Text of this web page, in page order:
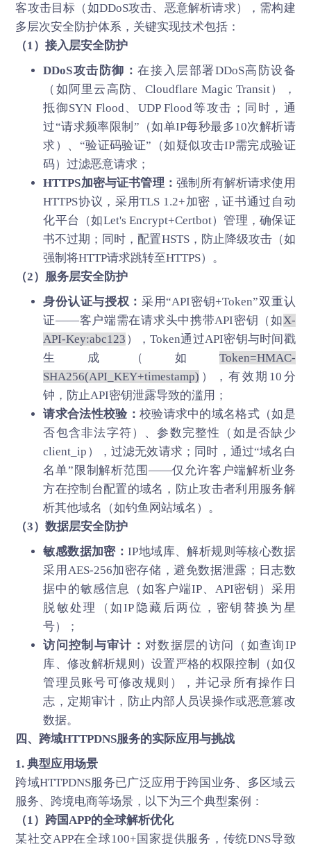
客攻击目标（如DDoS攻击、恶意解析请求），需构建
多层次安全防护体系，关键实现技术包括：
（1）接入层安全防护
DDoS攻击防御：在接入层部署DDoS高防设备
（如阿里云高防、Cloudflare Magic Transit），
抵御SYN Flood、UDP Flood等攻击；同时，通
过“请求频率限制”（如单IP每秒最多10次解析请
求）、“验证码验证”（如疑似攻击IP需完成验证
码）过滤恶意请求；
HTTPS加密与证书管理： 强制所有解析请求使用
HTTPS协议，采用TLS 1.2+加密，证书通过自动
化平台（如Let's Encrypt+Certbot）管理，确保证
书不过期；同时，配置HSTS，防止降级攻击（如
强制将HTTP请求跳转至HTTPS）。
（2）服务层安全防护
身份认证与授权： 采用“API密钥+Token”双重认
证——客户端需在请求头中携带API密钥（如X-
API-Key:abc123 ），Token通过API密钥与时间戳
生成（如 Token=HMAC-
SHA256(API_KEY+timestamp) ），有效期10分
钟，防止API密钥泄露导致的滥用；
请求合法性校验： 校验请求中的域名格式（如是
否包含非法字符）、参数完整性（如是否缺少
client_ip），过滤无效请求；同时，通过“域名白
名单”限制解析范围——仅允许客户端解析业务
方在控制台配置的域名，防止攻击者利用服务解
析其他域名（如钓鱼网站域名）。
（3）数据层安全防护
敏感数据加密：IP地域库、解析规则等核心数据
采用AES-256加密存储，避免数据泄露；日志数
据中的敏感信息（如客户端IP、API密钥）采用
脱敏处理（如IP隐藏后两位，密钥替换为星
号）；
访问控制与审计： 对数据层的访问（如查询IP
库、修改解析规则）设置严格的权限控制（如仅
管理员账号可修改规则），并记录所有操作日
志，定期审计，防止内部人员误操作或恶意篡改
数据。
四、跨域HTTPDNS服务的实际应用与挑战
1. 典型应用场景
跨域HTTPDNS服务已广泛应用于跨国业务、多区域云
服务、跨境电商等场景，以下为三个典型案例：
（1）跨国APP的全球解析优化
某社交APP在全球100+国家提供服务，传统DNS导致